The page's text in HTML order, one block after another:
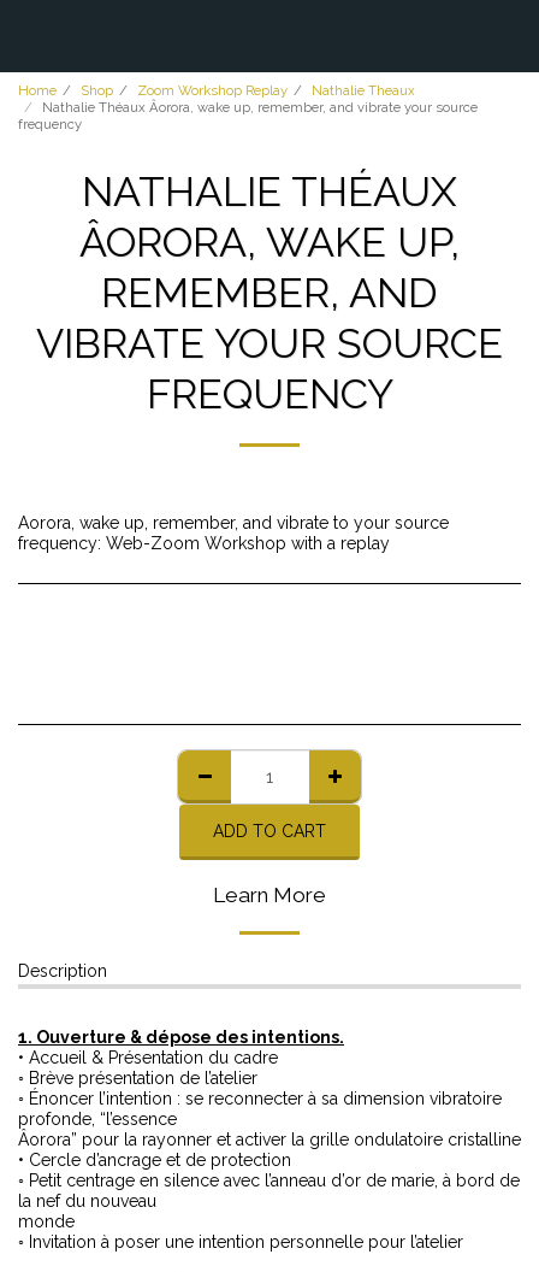
Home Shop Zoom Workshop Replay
Nathalie Theaux
Nathalie Théaux Âorora, wake up, remember, and vibrate your source
frequency
NATHALIE THÉAUX
ÂORORA, WAKE UP,
REMEMBER, AND
VIBRATE YOUR SOURCE
FREQUENCY
Aorora, wake up, remember, and vibrate to your source
frequency: Web-Zoom Workshop with a replay
ADD TO CART
Learn More
Description
1. Ouverture & dépose des intentions.
• Accueil & Présentation du cadre
◦ Brève présentation de l’atelier
◦ Énoncer l’intention : se reconnecter à sa dimension vibratoire
profonde, “l’essence
Âorora” pour la rayonner et activer la grille ondulatoire cristalline
• Cercle d’ancrage et de protection
◦ Petit centrage en silence avec l’anneau d’or de marie, à bord de
la nef du nouveau
monde
◦ Invitation à poser une intention personnelle pour l’atelier